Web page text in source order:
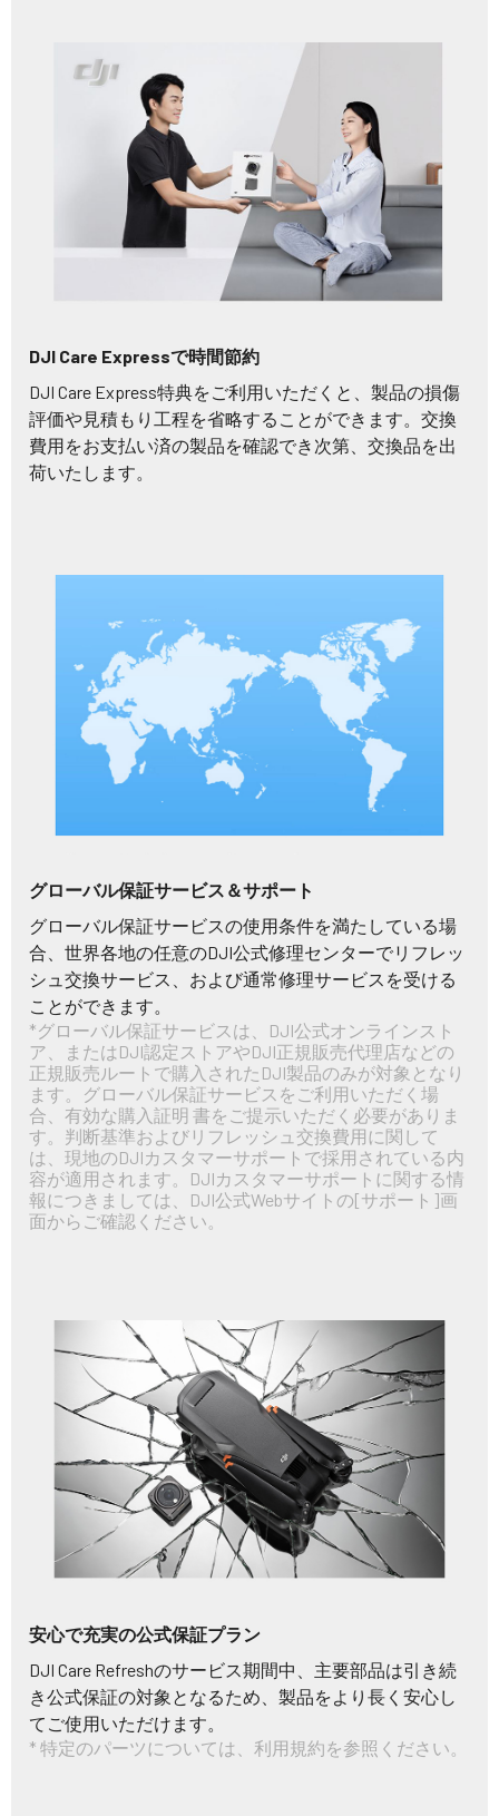
DJI Care Expressで時間節約
DJI Care Express特典をご利用いただくと、製品の損傷
評価や見積もり工程を省略することができます。交換
費用をお支払い済の製品を確認でき次第、交換品を出
荷いたします。
グローバル保証サービス＆サポート
グローバル保証サービスの使用条件を満たしている場
合、世界各地の任意のDJI公式修理センターでリフレッ
シュ交換サービス、および通常修理サービスを受ける
ことができます。
*グローバル保証サービスは、DJI公式オンラインスト
ア、またはDJI認定ストアやDJI正規販売代理店などの
正規販売ルートで購入されたDJI製品のみが対象となり
ます。グローバル保証サービスをご利用いただく場
合、有効な購入証明 書をご提示いただく必要がありま
す。判断基準およびリフレッシュ交換費用に関して
は、現地のDJIカスタマーサポートで採用されている内
容が適用されます。DJIカスタマーサポートに関する情
報につきましては、DJI公式Webサイトの[サポート]画
面からご確認ください。
安心で充実の公式保証プラン
DJI Care Refreshのサービス期間中、主要部品は引き続
き公式保証の対象となるため、製品をより長く安心し
てご使用いただけます。
* 特定のパーツについては、利用規約を参照ください。